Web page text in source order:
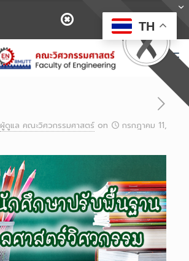
ผู้ดูแล คณะวิศวกรรมศาสตร์ on
กรกฎาคม 11,
TH